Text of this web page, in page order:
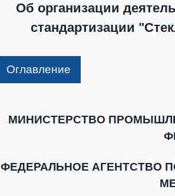
Об организации
стандартизации
Оглавление
МИНИСТЕРСТВО
ФЕДЕРАЛЬНОЕ АГЕНТСТВО